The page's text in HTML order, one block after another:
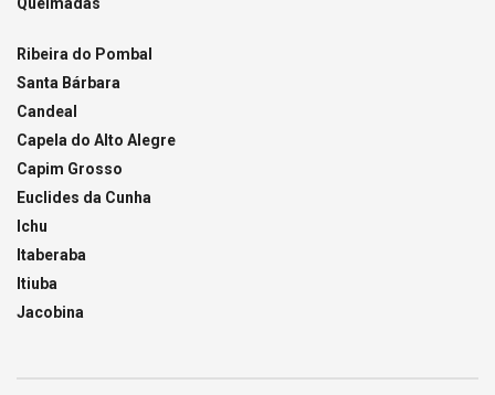
Ribeira do Pombal
Santa Bárbara
Candeal
Capela do Alto Alegre
Capim Grosso
Euclides da Cunha
Ichu
Itaberaba
Itiuba
Jacobina